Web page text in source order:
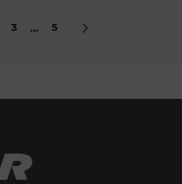
3 ... 5 Nächstes